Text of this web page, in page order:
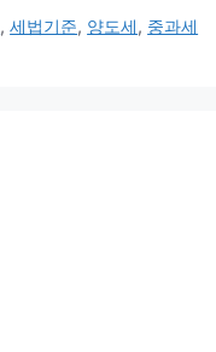
,세법기준, 양도세, 중과세